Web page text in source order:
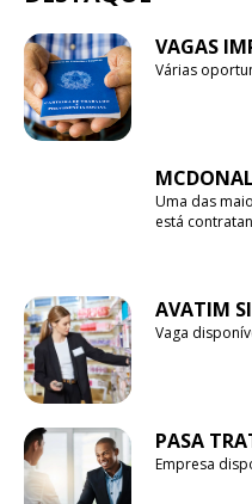
VAGAS
Várias
Uma das
está
AVATIM
Vaga
PASA
Empresa